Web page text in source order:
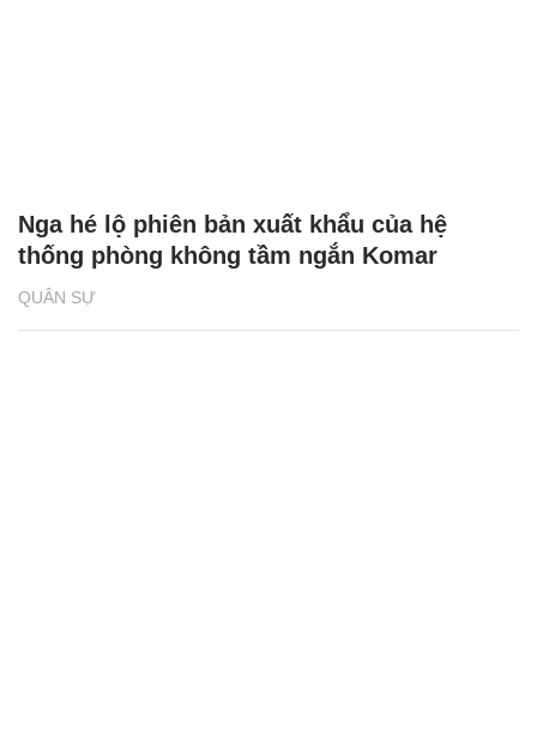
QUÂN SỰ
Nga hé lộ phiên bản xuất khẩu của hệ
thống phòng không tầm ngắn Komar